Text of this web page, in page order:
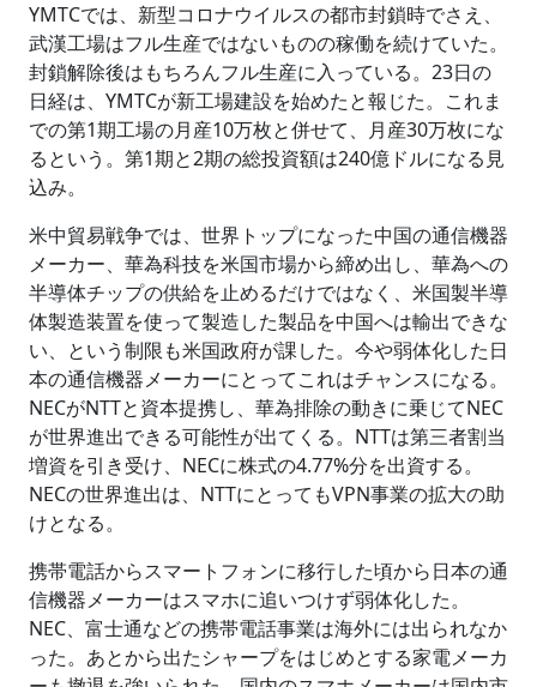
YMTCでは、新型コロナウイルスの都市封鎖時でさえ、
武漢工場はフル生産ではないものの稼働を続けていた。
封鎖解除後はもちろんフル生産に入っている。23日の
日経は、YMTCが新工場建設を始めたと報じた。これま
での第1期工場の月産10万枚と併せて、月産30万枚にな
るという。第1期と2期の総投資額は240億ドルになる見
込み。
米中貿易戦争では、世界トップになった中国の通信機器
メーカー、華為科技を米国市場から締め出し、華為への
半導体チップの供給を止めるだけではなく、米国製半導
体製造装置を使って製造した製品を中国へは輸出できな
い、という制限も米国政府が課した。今や弱体化した日
本の通信機器メーカーにとってこれはチャンスになる。
NECがNTTと資本提携し、華為排除の動きに乗じてNEC
が世界進出できる可能性が出てくる。NTTは第三者割当
増資を引き受け、NECに株式の4.77%分を出資する。
NECの世界進出は、NTTにとってもVPN事業の拡大の助
けとなる。
携帯電話からスマートフォンに移行した頃から日本の通
信機器メーカーはスマホに追いつけず弱体化した。
NEC、富士通などの携帯電話事業は海外には出られなか
った。あとから出たシャープをはじめとする家電メーカ